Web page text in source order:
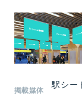
掲載媒体
駅シー